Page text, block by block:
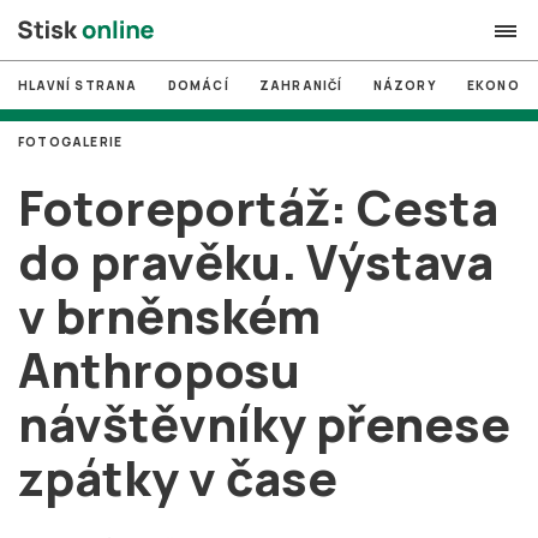
search
# MUNI
# Brno
# volby
login PŘIHLÁSIT SE
Zapomněli jste heslo?
HLAVNÍ STRANA DOMÁCÍ ZAHRANIČÍ NÁZORY
Fotoreportáž: Cesta
do pravěku. Výstava
v brněnském
Anthroposu
návštěvníky přenese
zpátky v čase
FOTOGALERIE